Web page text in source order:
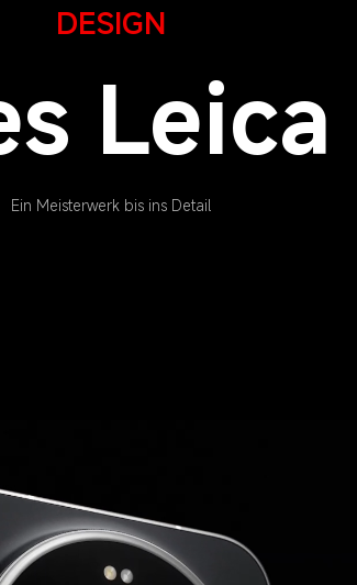
DESIGN
Ein Meisterwerk bis ins Detail